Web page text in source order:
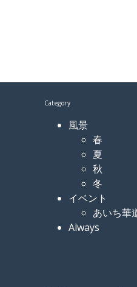
Category
風景
春
夏
秋
冬
イベント
あいち華
Always